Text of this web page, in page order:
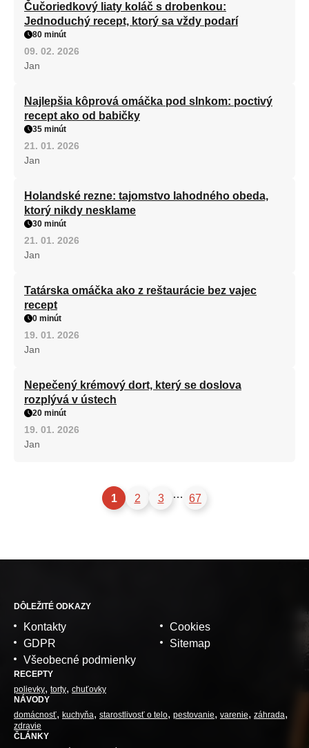
Čučoriedkový liaty koláč s drobenkou:
Jednoduchý recept, ktorý sa vždy podarí
80 minút
09. 02. 2026
Jan
Najlepšia kôprová omáčka pod slnkom: poctivý
recept ako od babičky
35 minút
21. 01. 2026
Jan
Holandské rezne: tajomstvo lahodného obeda,
ktorý nikdy nesklame
30 minút
21. 01. 2026
Jan
Tatárska omáčka ako z reštaurácie bez vajec
recept
0 minút
19. 01. 2026
Jan
Nepečený krémový dort, který se doslova
rozplývá v ústech
20 minút
19. 01. 2026
Jan
1 2 3 … 67
DÔLEŽITÉ ODKAZY
Kontakty
GDPR
Všeobecné podmienky
Cookies
Sitemap
RECEPTY
polievky torty chuťovky
NÁVODY
domácnosť
kuchyňa starostlivosť o telo pestovanie varenie
záhrada
zdravie
ČLÁNKY